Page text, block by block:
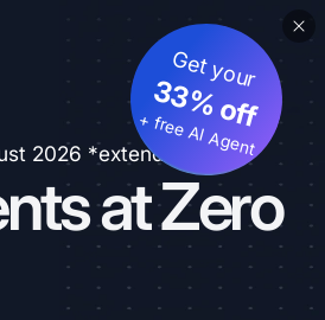
2026 *extended
at Zero
Get your
33% off
+ free AI Agent